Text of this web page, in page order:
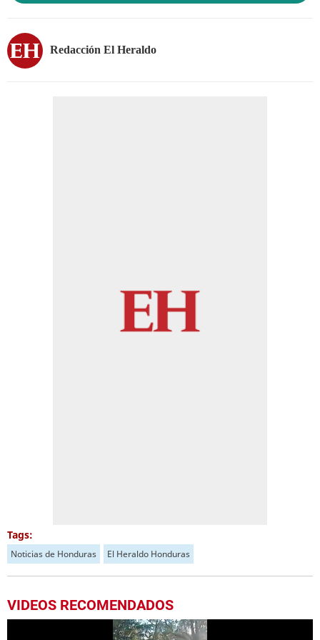
Redacción El Heraldo
Tags:
Noticias de Honduras El Heraldo Honduras
VIDEOS RECOMENDADOS